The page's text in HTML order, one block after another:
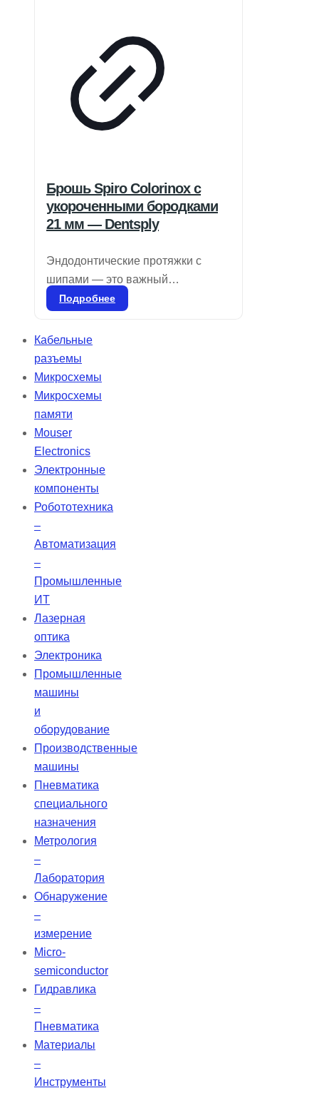
Брошь Spiro Colorinox с
укороченными бородками
21 мм — Dentsply
Эндодонтические протяжки с
шипами — это важный
инструмент в стоматологии,
пульпы при лечении корневых
каналов. Оснащенные
зазубринами, круглые проволоки
обеспечивают необходимую
текстуру для выполнения этой
процедуры. Компания Dentsply
Sirona, являясь лидером в
области эндодонтии, предлагает
качественные решения для
повышения безопасности и
стоматологической практики.
собой инструмент из круглых…
Подробнее
Кабельные
разъемы
Микросхемы
Микросхемы
памяти
Mouser
Electronics
Электронные
компоненты
Робототехника
–
Автоматизация
–
Промышленные
ИТ
Лазерная
оптика
Электроника
Промышленные
машины
и
оборудование
Производственные
машины
Пневматика
специального
назначения
Метрология
–
Лаборатория
Обнаружение
–
измерение
Micro-
semiconductor
Гидравлика
–
Пневматика
Материалы
–
Инструменты